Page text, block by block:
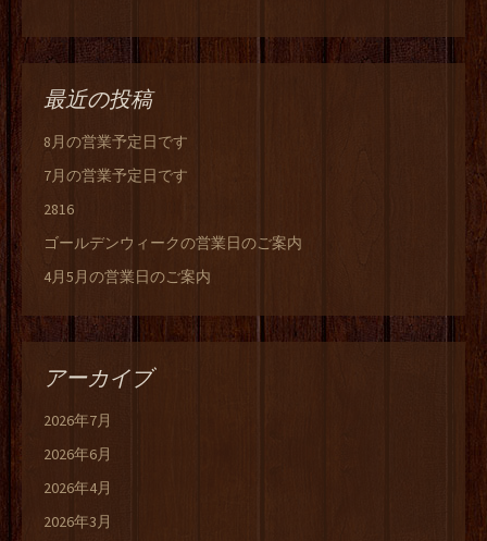
最近の投稿
8月の営業予定日です
7月の営業予定日です
2816
ゴールデンウィークの営業日のご案内
4月5月の営業日のご案内
アーカイブ
2026年7月
2026年6月
2026年4月
2026年3月